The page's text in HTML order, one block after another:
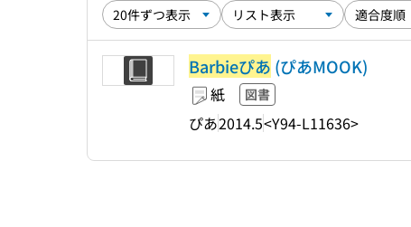
Barbieぴあ (ぴあMOOK)
紙 図書
ぴあ2014.5<Y94-L11636>